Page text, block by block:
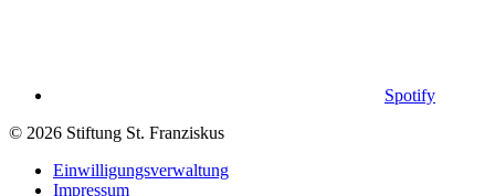
Spotify
© 2026 Stiftung St. Franziskus
Einwilligungsverwaltung
Impressum